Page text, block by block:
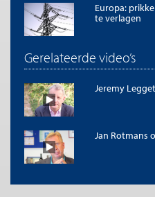
Europa:
te verlagen
Gerelateerde video’s
Jeremy
Jan Rotmans